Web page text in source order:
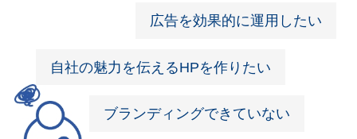
ブランディングできていない
広告を効果的に運用したい
自社の魅力を伝えるHPを作りたい